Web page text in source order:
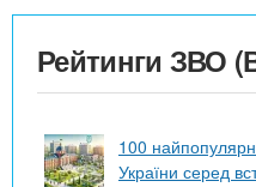
Рейтинги ЗВО
100
України серед